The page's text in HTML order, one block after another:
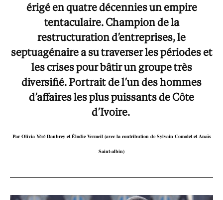
érigé en quatre décennies un empire
tentaculaire. Champion de la
restructuration d’entreprises, le
septuagénaire a su traverser les périodes et
les crises pour bâtir un groupe très
diversifié. Portrait de l’un des hommes
d’affaires les plus puissants de Côte
d’Ivoire.
Par Olivia Yéré Daubrey et Élodie Vermeil (avec la contribution de Sylvain Comolet et Anaïs
Saint-albin)